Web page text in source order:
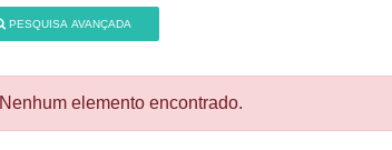
PESQUISA AVANÇADA
Nenhum elemento encontrado.